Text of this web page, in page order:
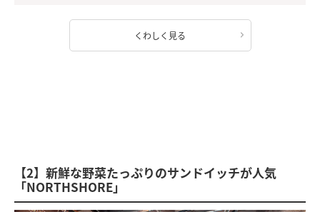
くわしく見る
【2】新鮮な野菜たっぷりのサンドイッチが人気
「NORTHSHORE」